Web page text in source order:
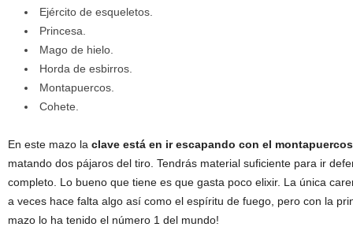
Ejército de esqueletos.
Princesa.
Mago de hielo.
Horda de esbirros.
Montapuercos.
Cohete.
En este mazo la clave está en ir escapando con el montapuercos
matando dos pájaros del tiro. Tendrás material suficiente para ir
completo. Lo bueno que tiene es que gasta poco elixir. La única
a veces hace falta algo así como el espíritu de fuego, pero con la
mazo lo ha tenido el número 1 del mundo!